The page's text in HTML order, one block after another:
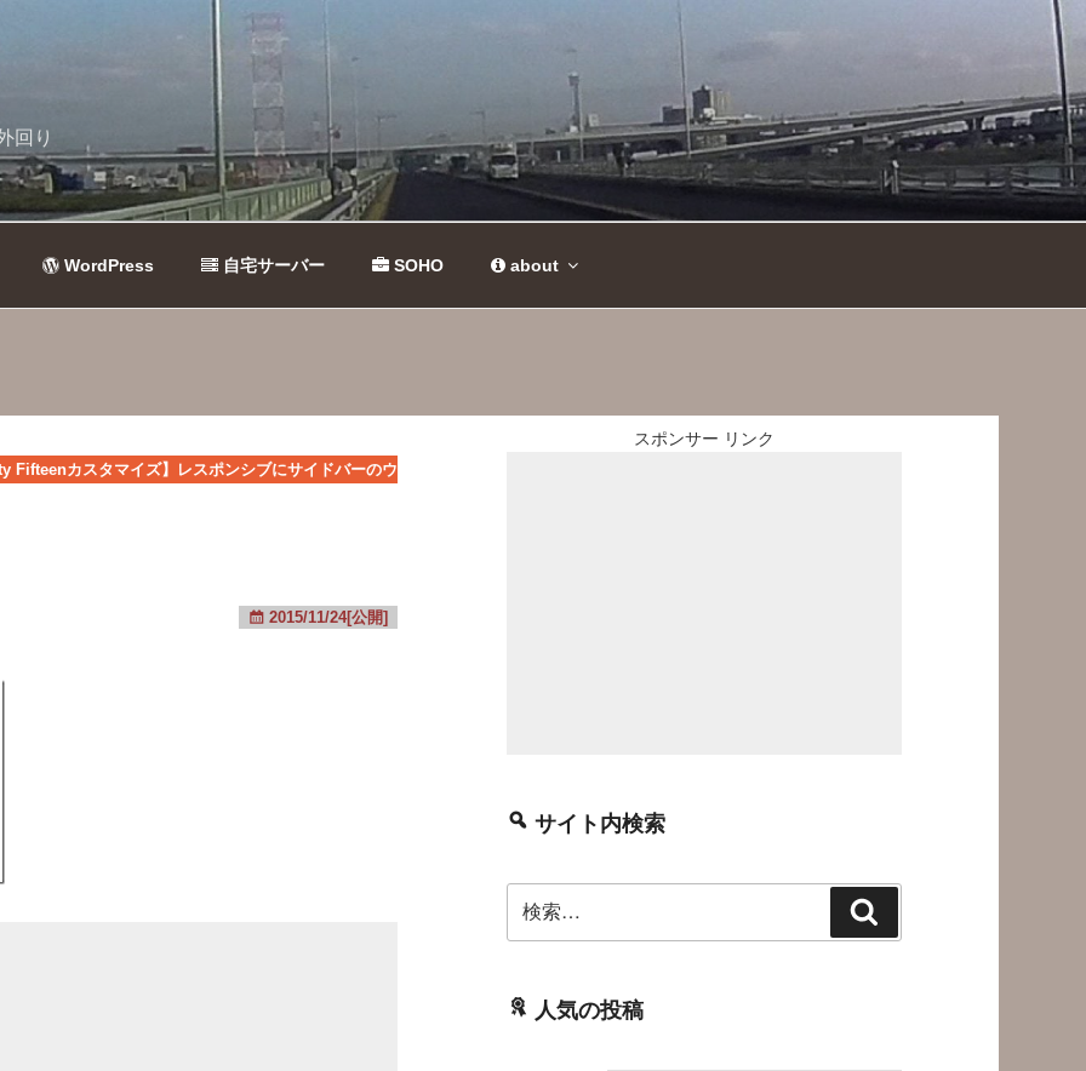
回り
WordPress 自宅サーバー SOHO about
Fifteenカスタマイズ】レスポンシブにサイドバーのウ
2015/11/24[公開]
スポンサー リンク
サイト内検索
索:
索
人気の投稿